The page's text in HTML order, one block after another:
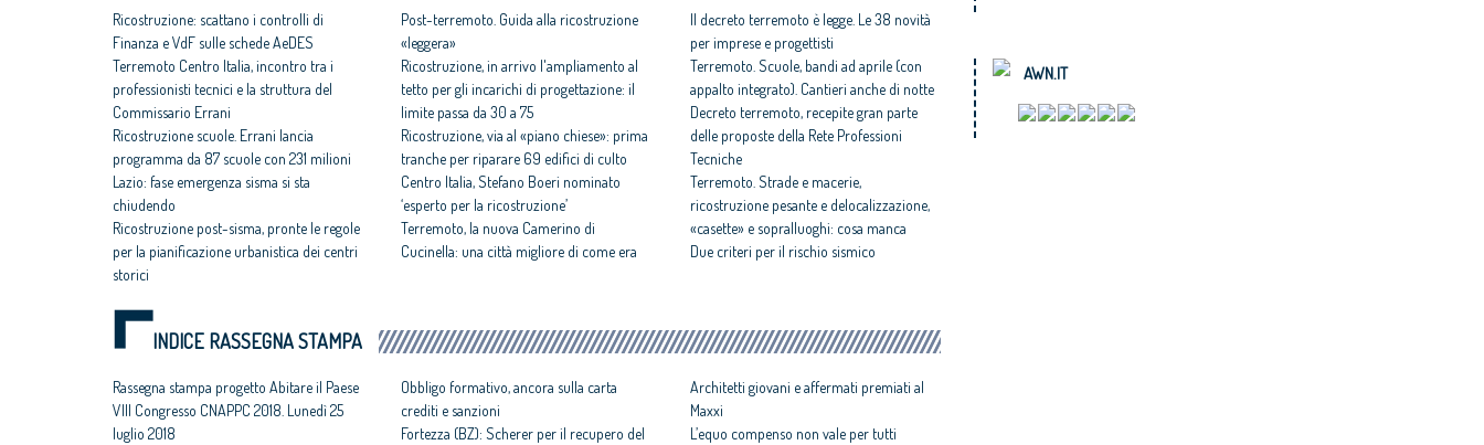
Ricostruzione: scattano i controlli di
Finanza e VdF sulle schede AeDES
Terremoto Centro Italia, incontro tra i
professionisti tecnici e la struttura del
Commissario Errani
Ricostruzione scuole. Errani lancia
programma da 87 scuole con 231 milioni
Lazio: fase emergenza sisma si sta
chiudendo
Ricostruzione post-sisma, pronte le regole
per la pianificazione urbanistica dei centri
storici
Post-terremoto. Guida alla ricostruzione
«leggera»
Ricostruzione, in arrivo l'ampliamento al
tetto per gli incarichi di progettazione: il
limite passa da 30 a 75
Ricostruzione, via al «piano chiese»: prima
tranche per riparare 69 edifici di culto
Centro Italia, Stefano Boeri nominato
‘esperto per la ricostruzione’
Terremoto, la nuova Camerino di
Cucinella: una città migliore di come era
Il decreto terremoto è legge. Le 38 novità
per imprese e progettisti
Terremoto. Scuole, bandi ad aprile (con
appalto integrato). Cantieri anche di notte
Decreto terremoto, recepite gran parte
delle proposte della Rete Professioni
Tecniche
Terremoto. Strade e macerie,
ricostruzione pesante e delocalizzazione,
«casette» e sopralluoghi: cosa manca
Due criteri per il rischio sismico
INDICE RASSEGNA STAMPA
Rassegna stampa progetto Abitare il Paese
VIII Congresso CNAPPC 2018. Lunedì 25
luglio 2018
Obbligo formativo, ancora sulla carta
crediti e sanzioni
Fortezza (BZ): Scherer per il recupero del
Architetti giovani e affermati premiati al
Maxxi
L’equo compenso non vale per tutti
AWN.IT